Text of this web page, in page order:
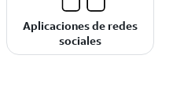
Aplicaciones de redes
sociales